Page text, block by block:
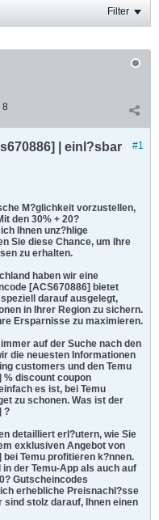
Filter
8
#1
| einl?sbar
M?glichkeit vorzustellen,
den 30% + 20?
Ihnen unz?hlige
Sie diese Chance, um Ihre
zu erhalten.
haben wir eine
[ACS670886] bietet
darauf ausgelegt,
in Ihrer Region zu sichern.
Ersparnisse zu maximieren.
auf der Suche nach den
die neuesten Informationen
customers und den Temu
% discount coupon
es ist, bei Temu
zu schonen. Was ist der
?
detailliert erl?utern, wie Sie
exklusiven Angebot von
Temu profitieren k?nnen.
der Temu-App als auch auf
Gutscheincodes
erhebliche Preisnachl?sse
stolz darauf, Ihnen einen